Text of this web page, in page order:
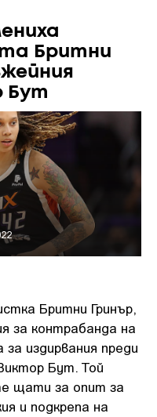
Бритни
Бут
Бритни Гринър,
за контрабанда на
издирвания преди
Бут. Той
щати за опит за
и подкрепа на